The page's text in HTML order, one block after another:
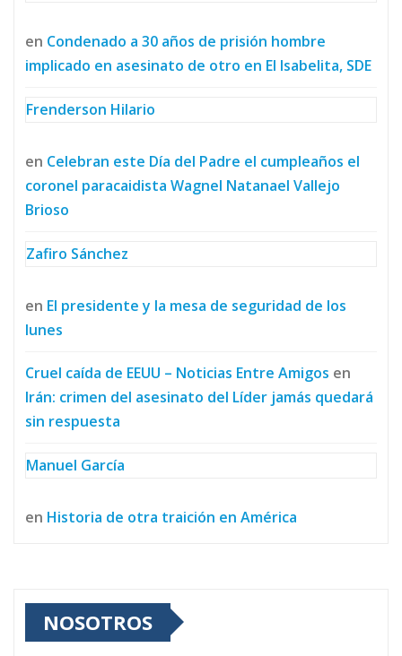
en Condenado a 30 años de prisión hombre
implicado en asesinato de otro en El Isabelita, SDE
Frenderson Hilario
en Celebran este Día del Padre el cumpleaños el
coronel paracaidista Wagnel Natanael Vallejo
Brioso
Zafiro Sánchez
en El presidente y la mesa de seguridad de los
lunes
Cruel caída de EEUU – Noticias Entre Amigos en
Irán: crimen del asesinato del Líder jamás quedará
sin respuesta
Manuel García
en Historia de otra traición en América
NOSOTROS